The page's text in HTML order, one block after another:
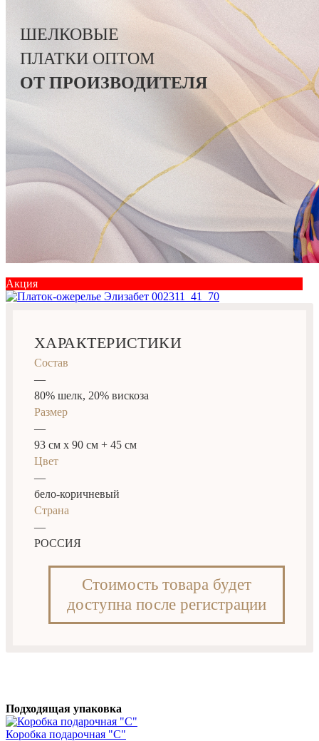
ШЕЛКОВЫЕ
ПЛАТКИОПТОМ
ОТ ПРОИЗВОДИТЕЛЯ
Акция
ХАРАКТЕРИСТИКИ
Состав
—
80% шелк, 20% вискоза
Размер
—
93 см х 90 см + 45 см
Цвет
—
бело-коричневый
Страна
—
РОССИЯ
Стоимость товара будет
доступна после регистрации
Подходящая упаковка
Коробка подарочная "С"